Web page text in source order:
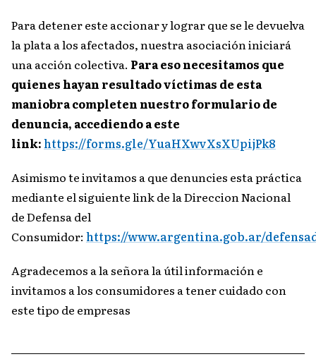
Para detener este accionar y lograr que se le devuelva
la plata a los afectados, nuestra asociación iniciará
una acción colectiva. Para eso necesitamos que
quienes hayan resultado víctimas de esta
maniobra completen nuestro formulario de
denuncia, accediendo a este
link:https://forms.gle/YuaHXwvXsXUpijPk8
Asimismo te invitamos a que denuncies esta práctica
mediante el siguiente link de la Direccion Nacional
de Defensa del
Consumidor: https://www.argentina.gob.ar/
Agradecemos a la señora la útil información e
invitamos a los consumidores a tener cuidado con
este tipo de empresas